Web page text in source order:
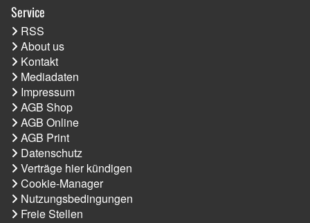
Service
RSS
About us
Kontakt
Mediadaten
Impressum
AGB Shop
AGB Online
AGB Print
Datenschutz
Verträge hier kündigen
Cookie-Manager
Nutzungsbedingungen
Freie Stellen